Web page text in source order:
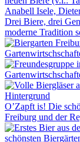
Drei Biere, drei
moderne Tradition
O’Zapft is! Die
Freiburg und der
schönsten